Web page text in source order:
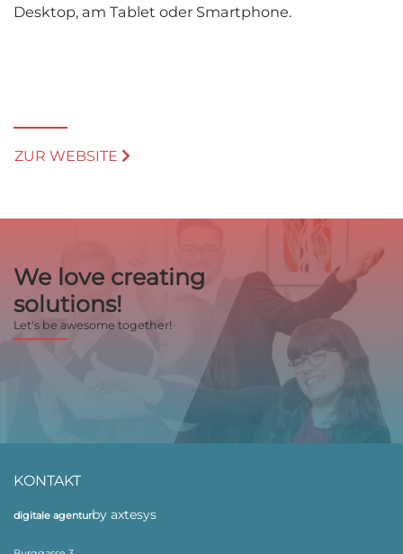
Desktop, am Tablet oder Smartphone.
ZUR WEBSITE
We love creating
solutions!
Let's be awesome together!
KONTAKT
digitale agenturby axtesys